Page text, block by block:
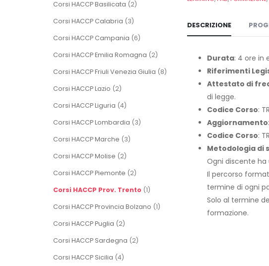
Corsi HACCP Basilicata (2)
Corsi HACCP Calabria (3)
Corsi HACCP Campania (6)
Corsi HACCP Emilia Romagna (2)
Corsi HACCP Friuli Venezia Giulia (8)
Corsi HACCP Lazio (2)
Corsi HACCP Liguria (4)
Corsi HACCP Lombardia (3)
Corsi HACCP Marche (3)
Corsi HACCP Molise (2)
Corsi HACCP Piemonte (2)
Corsi HACCP Prov. Trento (1)
Corsi HACCP Provincia Bolzano (1)
Corsi HACCP Puglia (2)
Corsi HACCP Sardegna (2)
Corsi HACCP Sicilia (4)
DESCRIZIONE
Durata: 4 ore in
Riferimenti
Attestato di
di legge.
Codice Corso:
Aggiornamento
Codice Corso:
Metodologia di
Ogni discente ha
Il percorso
termine di ogni
Solo al termine
formazione.